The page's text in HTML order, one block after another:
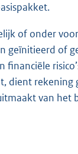
of onder
geïnitieerd of
dient
van het